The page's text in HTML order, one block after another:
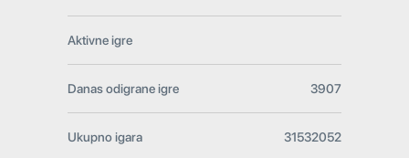
Aktivne igre
Danas odigrane igre 3907
Ukupno igara 31532052